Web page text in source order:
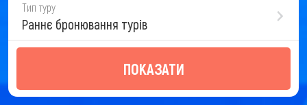
Тип туру
Раннє бронювання турів
ПОКАЗАТИ